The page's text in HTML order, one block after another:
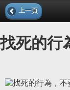
上一頁
找死的行